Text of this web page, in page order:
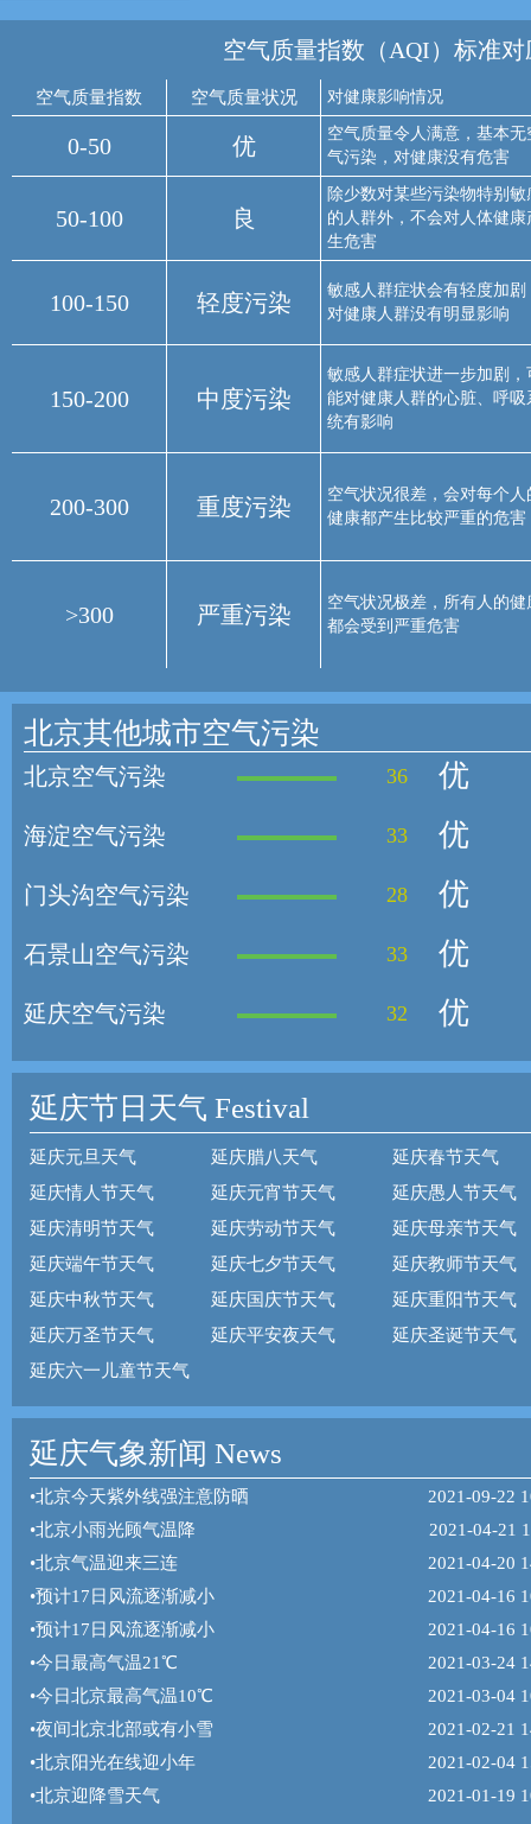
空气质量指数（AQI）标准对
空气质量指数 空气质量状况 对健康影响情况
0-50 优
空气质量令人满意，基本无
气污染，对健康没有危害
50-100 良
除少数对某些污染物特别敏
的人群外，不会对人体健康
生危害
100-150 轻度污染
敏感人群症状会有轻度加剧
对健康人群没有明显影响
150-200 中度污染
敏感人群症状进一步加剧，
能对健康人群的心脏、呼吸
统有影响
200-300 重度污染
空气状况很差，会对每个人
健康都产生比较严重的危害
>300 严重污染
空气状况极差，所有人的健
都会受到严重危害
北京其他城市空气污染
北京空气污染 36 优
海淀空气污染 33 优
门头沟空气污染 28 优
石景山空气污染 33 优
延庆空气污染 32 优
延庆节日天气 Festival
延庆元旦天气 延庆腊八天气
延庆春节天气
延庆情人节天气
延庆元宵节天气
延庆愚人节天气
延庆清明节天气
延庆劳动节天气
延庆母亲节天气
延庆端午节天气
延庆七夕节天气
延庆教师节天气
延庆中秋节天气
延庆国庆节天气
延庆重阳节天气
延庆万圣节天气
延庆平安夜天气
延庆圣诞节天气
延庆六一儿童节天气
延庆气象新闻 News
•北京今天紫外线强注意防晒
2021-09-22
•北京小雨光顾气温降
2021-04-21
•北京气温迎来三连
2021-04-20
•预计17日风流逐渐减小
2021-04-16
•预计17日风流逐渐减小
2021-04-16
•今日最高气温21℃
2021-03-24
•今日北京最高气温10℃
2021-03-04
•夜间北京北部或有小雪
2021-02-21
•北京阳光在线迎小年
2021-02-04
•北京迎降雪天气 2021-01-19